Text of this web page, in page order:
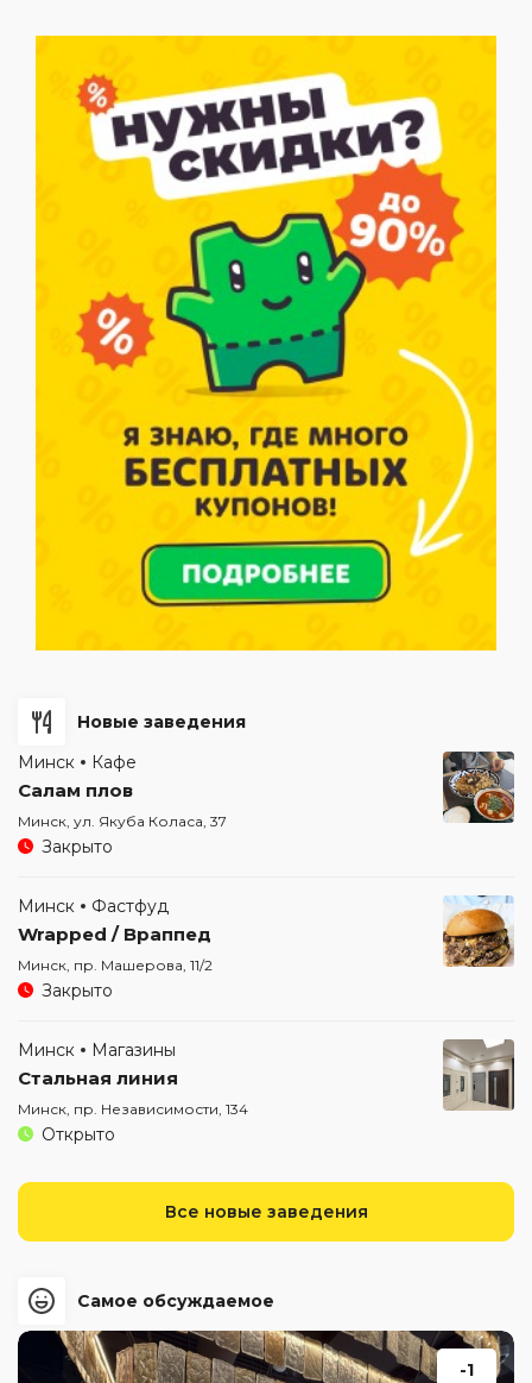
Новые заведения
Минск
Кафе
Салам плов
Минск, ул. Якуба Коласа, 37
Закрыто
Минск Фастфуд
Wrapped / Враппед
Минск, пр. Машерова, 11/2
Закрыто
Минск Магазины
Стальная линия
Минск, пр. Независимости, 134
Открыто
Все новые заведения
Самое обсуждаемое
-1